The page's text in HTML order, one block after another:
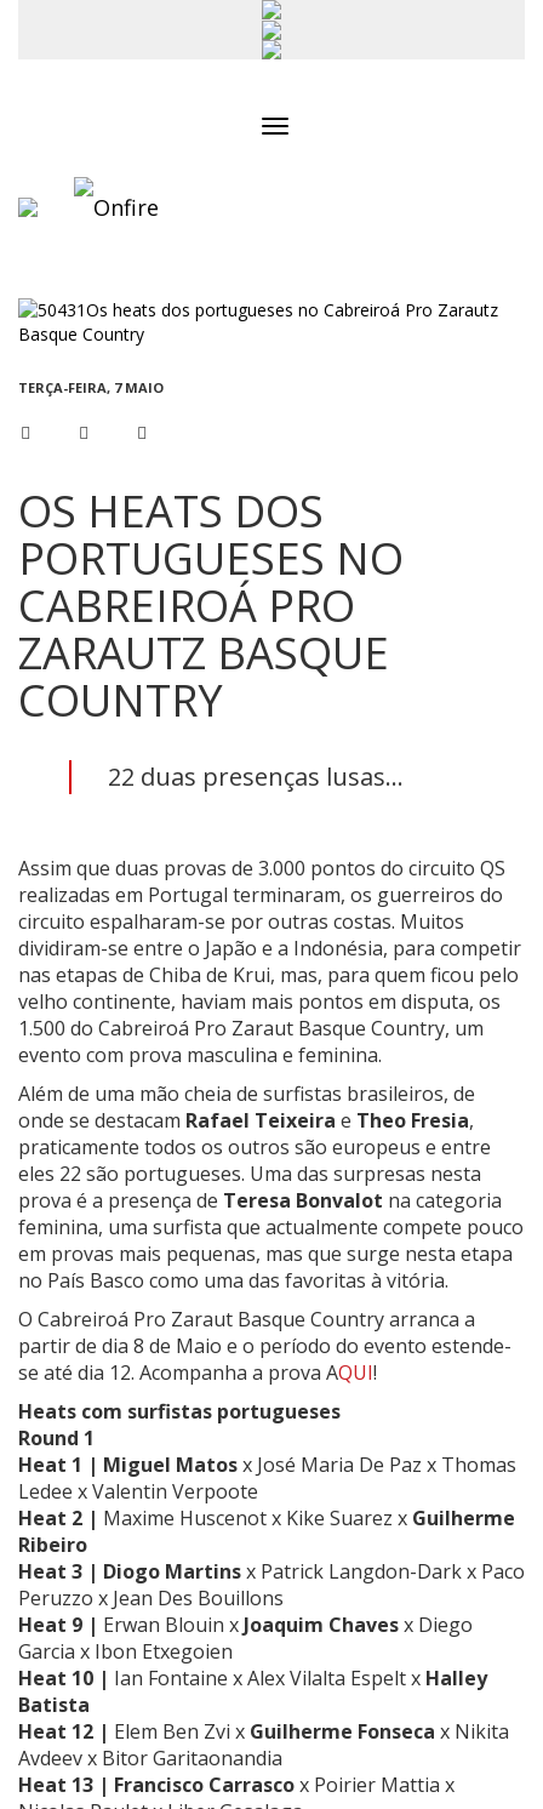
TERÇA-FEIRA, 7 MAIO
OS HEATS DOS
PORTUGUESES NO
CABREIROÁ PRO
ZARAUTZ BASQUE
COUNTRY
22 duas presenças lusas...
Assim que duas provas de 3.000 pontos do circuito QS
realizadas em Portugal terminaram, os guerreiros do
circuito espalharam-se por outras costas. Muitos
dividiram-se entre o Japão e a Indonésia, para competir
nas etapas de Chiba de Krui, mas, para quem ficou pelo
velho continente, haviam mais pontos em disputa, os
1.500 do Cabreiroá Pro Zaraut Basque Country, um
evento com prova masculina e feminina.
Além de uma mão cheia de surfistas brasileiros, de
onde se destacam Rafael Teixeira e Theo Fresia,
praticamente todos os outros são europeus e entre
eles 22 são portugueses. Uma das surpresas nesta
prova é a presença de Teresa Bonvalot na categoria
feminina, uma surfista que actualmente compete pouco
em provas mais pequenas, mas que surge nesta etapa
no País Basco como uma das favoritas à vitória.
O Cabreiroá Pro Zaraut Basque Country arranca a
partir de dia 8 de Maio e o período do evento estende-
se até dia 12. Acompanha a prova AQUI!
Heats com surfistas portugueses
Round 1
Heat 1 | Miguel Matosx José Maria De Paz x Thomas
Ledee xValentin Verpoote
Heat 2 | Maxime Huscenot x Kike Suarez x Guilherme
Ribeiro
Heat 3 | Diogo Martinsx Patrick Langdon-Dark x Paco
Peruzzo x Jean Des Bouillons
Heat 9 | Erwan Blouin x Joaquim Chavesx Diego
Garcia x Ibon Etxegoien
Heat 10 | Ian Fontaine xAlex Vilalta Espeltx Halley
Batista
Heat 12 | Elem Ben Zvi x Guilherme Fonseca x Nikita
Avdeev x Bitor Garitaonandia
Heat 13 | Francisco Carrascox Poirier Mattia x